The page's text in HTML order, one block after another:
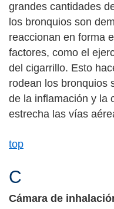
grandes cantidades
los bronquios son
reaccionan en forma
factores, como el
del cigarrillo. Esto
rodean los bronquios
de la inflamación y la
estrecha las vías
top
C
Cámara de